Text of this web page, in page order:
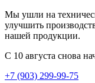
Мы ушли на
улучшить
нашей продукции.
С 10 августа снова
+7 (903) 299-99-75